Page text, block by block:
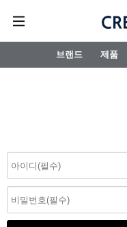
브랜드 제품